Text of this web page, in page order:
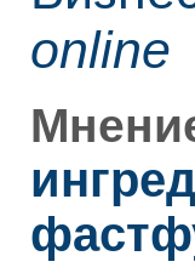
online